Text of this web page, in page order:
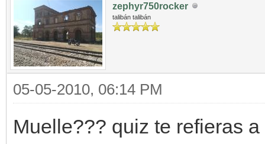
zephyr750rocker
talibán talibán
05-05-2010, 06:14 PM
Muelle??? quiz te refieras